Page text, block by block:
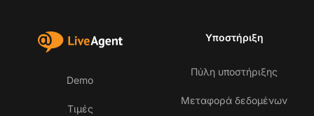
Demo
Τιμές
Υποστήριξη
Πύλη υποστήριξης
Μεταφορά δεδομένων